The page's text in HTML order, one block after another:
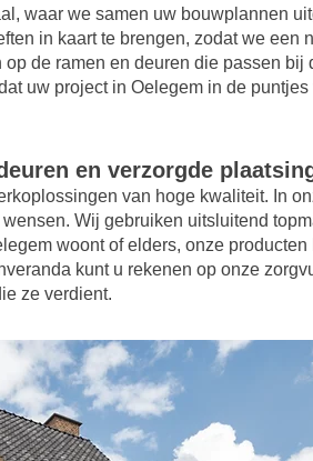
waar we samen uw bouwplannen
in kaart te brengen, zodat we een
de ramen en deuren die passen
uw project in Oelegem in de
en verzorgde
van hoge kwaliteit. In
Wij gebruiken uitsluitend
woont of elders, onze
kunt u rekenen op onze
ze verdient.